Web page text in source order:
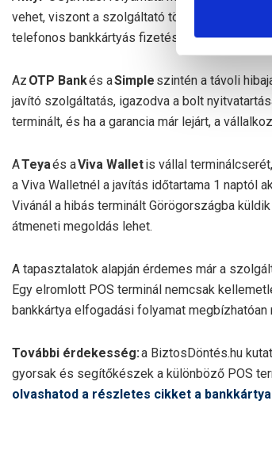
vehet, viszont a szolgáltató több alternatívát
telefonos bankkártyás fizetést.
Az OTP Bankés aSimple szintén a távoli
javító szolgáltatás, igazodva a bolt
terminált, és ha a garancia már lejárt, a
ATeyaés aViva Walletis vállal
a Viva Walletnél a javítás időtartama 1 naptól
Vivánál a hibás terminált Görögországba
átmeneti megoldás lehet.
A tapasztalatok alapján érdemes már a
Egy elromlott POS terminál nemcsak
bankkártya elfogadási folyamat megbízhatóan
További érdekesség:a BiztosDöntés.hu
gyorsak és segítőkészek a különböző POS
olvashatod a részletes cikket a